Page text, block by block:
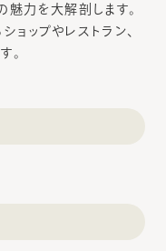
魅力を大解剖します。
ョップやレストラン、
。